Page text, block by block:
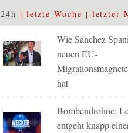
24h letzte Woche letzter
Wie Sánchez
neuen EU-
hat
Bombendrohne:
entgeht knapp